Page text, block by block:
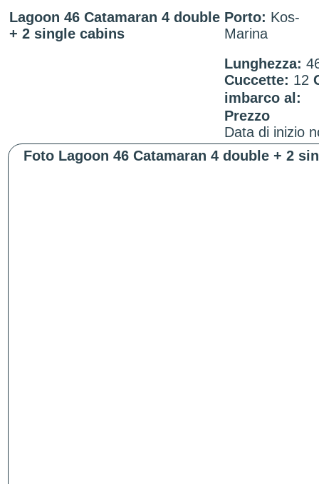
Lagoon 46 Catamaran 4 double
+ 2 single cabins
Porto: Kos-
Marina
Lunghezza:
Cuccette: 12
imbarco al:
Prezzo
Data di inizio
Foto Lagoon 46 Catamaran 4 double + 2